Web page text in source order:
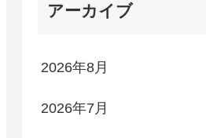
アーカイブ
2026年8月
2026年7月